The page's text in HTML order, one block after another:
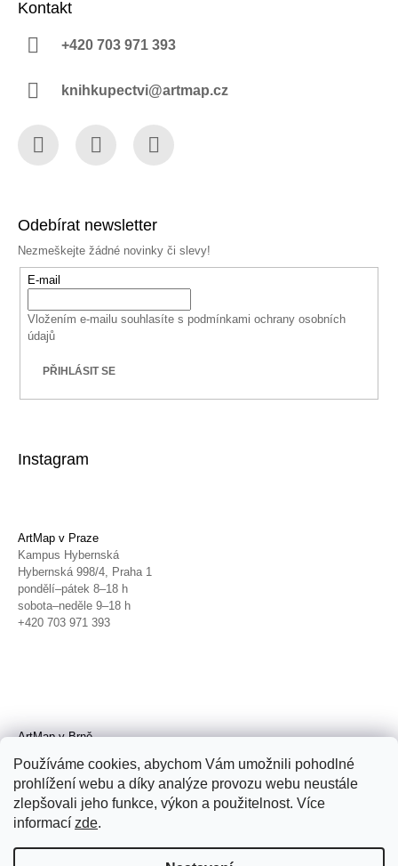
Používáme cookies, abychom Vám umožnili pohodlné
prohlížení webu a díky analýze provozu webu neustále
zlepšovali jeho funkce, výkon a použitelnost. Více
informací zde.
Kontakt
+420 703 971 393
knihkupectvi@artmap.cz
Odebírat newsletter
Nezmeškejte žádné novinky či slevy!
E-mail
Vložením e-mailu souhlasíte s podmínkami ochrany osobních
údajů
PŘIHLÁSIT SE
Instagram
ArtMap v Praze
Kampus Hybernská
Hybernská 998/4, Praha 1
pondělí–pátek 8–18 h
sobota–neděle 9–18 h
+420 703 971 393
ArtMap v Brně
Radnická 4, Brno
úterý–pátek 11–19 h
sobota 14–19 h
+420 702 152 298